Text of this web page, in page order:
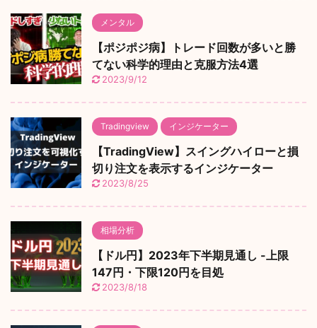
メンタル
【ポジポジ病】トレード回数が多いと勝
てない科学的理由と克服方法4選
2023/9/12
Tradingview インジケーター
【TradingView】スイングハイローと損
切り注文を表示するインジケーター
2023/8/25
相場分析
【ドル円】2023年下半期見通し -上限
147円・下限120円を目処
2023/8/18